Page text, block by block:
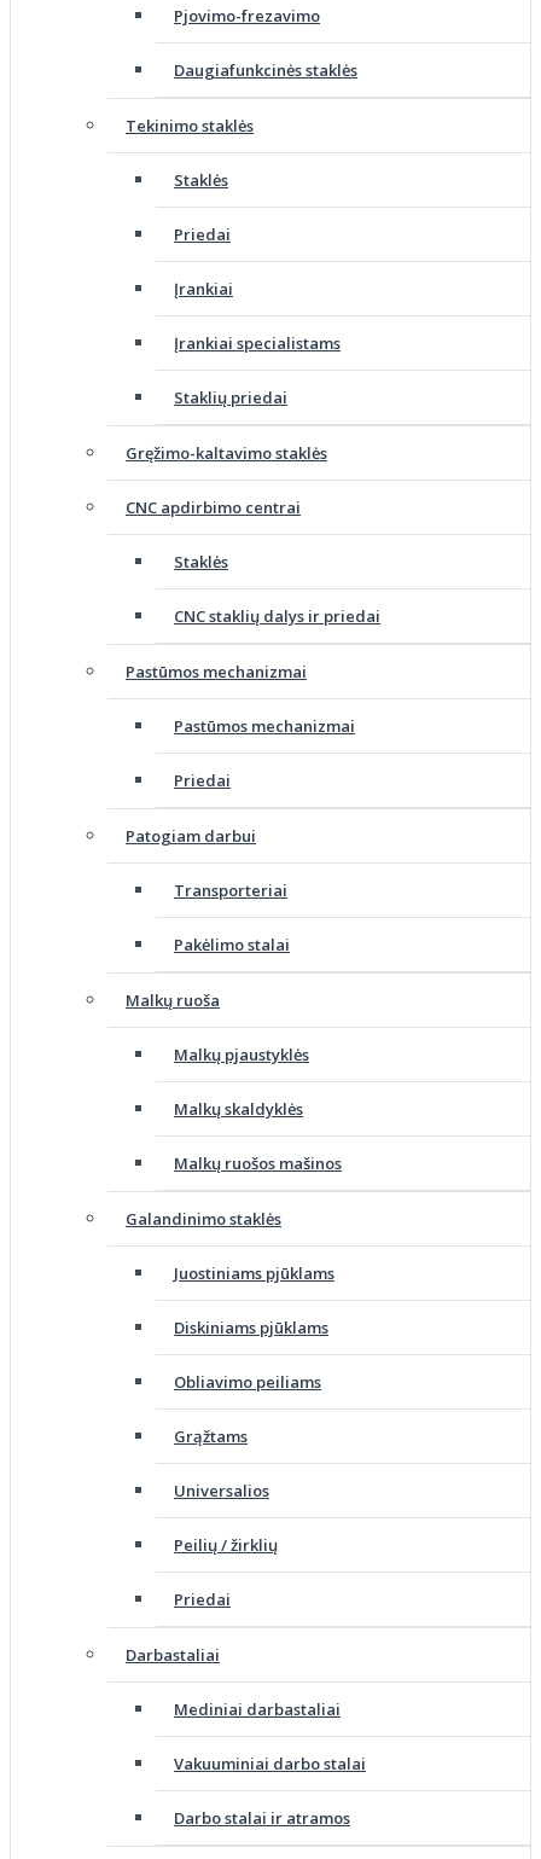
Pjovimo-frezavimo
Daugiafunkcinės staklės
Tekinimo staklės
Staklės
Priedai
Įrankiai
Įrankiai specialistams
Staklių priedai
Gręžimo-kaltavimo staklės
CNC apdirbimo centrai
Staklės
CNC staklių dalys ir priedai
Pastūmos mechanizmai
Pastūmos mechanizmai
Priedai
Patogiam darbui
Transporteriai
Pakėlimo stalai
Malkų ruoša
Malkų pjaustyklės
Malkų skaldyklės
Malkų ruošos mašinos
Galandinimo staklės
Juostiniams pjūklams
Diskiniams pjūklams
Obliavimo peiliams
Grąžtams
Universalios
Peilių / žirklių
Priedai
Darbastaliai
Mediniai darbastaliai
Vakuuminiai darbo stalai
Darbo stalai ir atramos